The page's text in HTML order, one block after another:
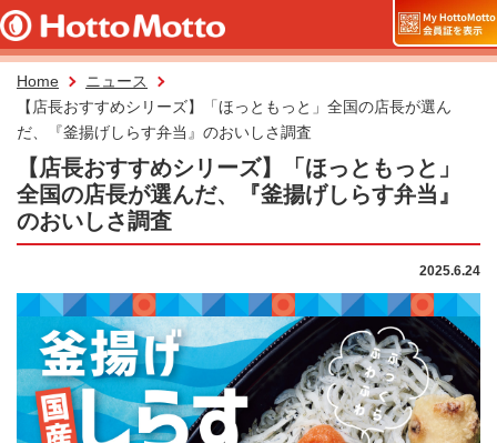
Home
ニュース
【店長おすすめシリーズ】「ほっともっと」全国の店長が選ん
だ、『釜揚げしらす弁当』のおいしさ調査
【店長おすすめシリーズ】「ほっともっと」
全国の店長が選んだ、『釜揚げしらす弁当』
のおいしさ調査
2025.6.24